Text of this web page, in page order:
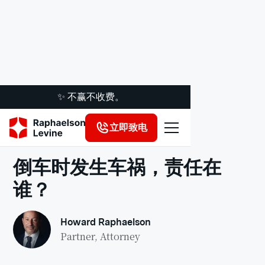
✨ 不赢不收费。
立即致电
法律洞察
倒车时发生车祸，责任在
谁？
Howard Raphaelson
Partner, Attorney